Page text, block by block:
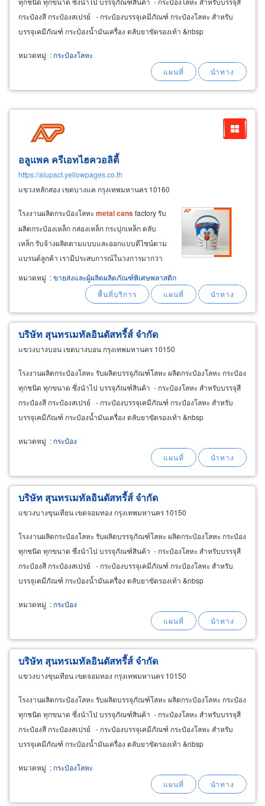
กระป๋องสี กระป๋องสเปรย์ - กระป๋องบรรจุเคมีภัณฑ์ กระป๋องโลหะ สำหรับ
บรรจุเคมีภัณฑ์ กระป๋องน้ำมันเครื่อง ตลับยาขัดรองเท้า &nbsp
หมวดหมู่ : กระป๋องโลหะ
อลูแพค ครีเอทไฮควอลิตี้
https://alupact.yellowpages.co.th
แขวงหลักสอง เขตบางแค กรุงเทพมหานคร 10160
โรงงานผลิตกระป๋องโลหะmetalcansfactory รับ
ผลิตกระป๋องเหล็ก กล่องเหล็ก กระปุกเหล็ก ตลับ
เหล็ก รับจ้างผลิตตามแบบและออกแบบดีไซน์ตาม
แบรนด์ลูกค้า เรามีประสบการณ์ในวงการมากว่า
30 ปี จนได้รับความไว้วางใจจากแบรนด์หลายราย
งานผลิตตามแบบและแนะนำบรรจุภัณฑ์ พร้อมงาน
พิมพ์, เคลือบสีกระป๋องสำหรับใช้เป็นบรรจุภัณฑ์ใส่
อาหาร
หมวดหมู่ :ขายส่งและผู้ผลิตผลิตภัณฑ์พิเศษพลาสติก
บริษัท สุนทรเมทัลอินดัสทรี้ส์ จำกัด
แขวงบางบอน เขตบางบอน กรุงเทพมหานคร 10150
โรงงานผลิตกระป๋องโลหะ รับผลิตบรรจุภัณฑ์โลหะ ผลิตกระป๋องโลหะ กระป๋อง
ทุกชนิด ทุกขนาด ซึ่งนำไป บรรจุภัณฑ์สินค้า - กระป๋องโลหะ สำหรับบรรจุสี
กระป๋องสี กระป๋องสเปรย์ - กระป๋องบรรจุเคมีภัณฑ์ กระป๋องโลหะ สำหรับ
บรรจุเคมีภัณฑ์ กระป๋องน้ำมันเครื่อง ตลับยาขัดรองเท้า &nbsp
หมวดหมู่ : กระป๋อง
บริษัท สุนทรเมทัลอินดัสทรี้ส์ จำกัด
แขวงบางขุนเทียน เขตจอมทอง กรุงเทพมหานคร 10150
โรงงานผลิตกระป๋องโลหะ รับผลิตบรรจุภัณฑ์โลหะ ผลิตกระป๋องโลหะ กระป๋อง
ทุกชนิด ทุกขนาด ซึ่งนำไป บรรจุภัณฑ์สินค้า - กระป๋องโลหะ สำหรับบรรจุสี
กระป๋องสี กระป๋องสเปรย์ - กระป๋องบรรจุเคมีภัณฑ์ กระป๋องโลหะ สำหรับ
บรรจุเคมีภัณฑ์ กระป๋องน้ำมันเครื่อง ตลับยาขัดรองเท้า &nbsp
หมวดหมู่ : กระป๋อง
บริษัท สุนทรเมทัลอินดัสทรี้ส์ จำกัด
แขวงบางขุนเทียน เขตจอมทอง กรุงเทพมหานคร 10150
โรงงานผลิตกระป๋องโลหะ รับผลิตบรรจุภัณฑ์โลหะ ผลิตกระป๋องโลหะ กระป๋อง
ทุกชนิด ทุกขนาด ซึ่งนำไป บรรจุภัณฑ์สินค้า - กระป๋องโลหะ สำหรับบรรจุสี
กระป๋องสี กระป๋องสเปรย์ - กระป๋องบรรจุเคมีภัณฑ์ กระป๋องโลหะ สำหรับ
บรรจุเคมีภัณฑ์ กระป๋องน้ำมันเครื่อง ตลับยาขัดรองเท้า &nbsp
หมวดหมู่ : กระป๋องโลหะ